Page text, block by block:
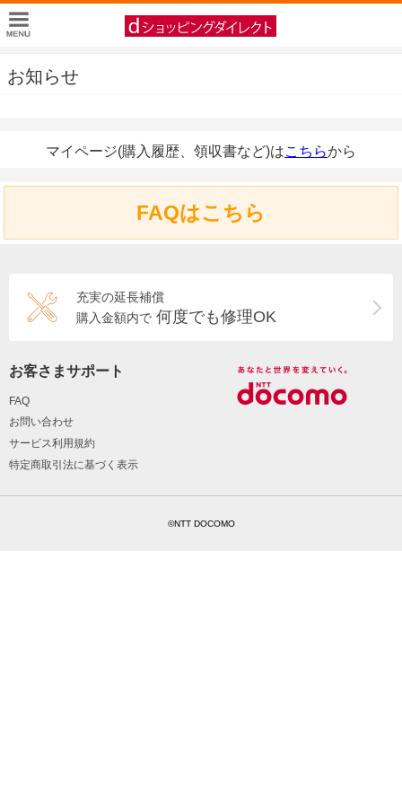
お知らせ
マイページ(購入履歴、領収書など)はこちらから
FAQはこちら
充実の延長補償
購入金額内で 何度でも修理OK
お客さまサポート
FAQ
お問い合わせ
サービス利用規約
特定商取引法に基づく表示
©NTT DOCOMO